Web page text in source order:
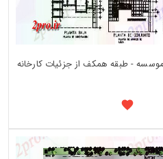
- طبقه همکف از جزئیات کارخانه